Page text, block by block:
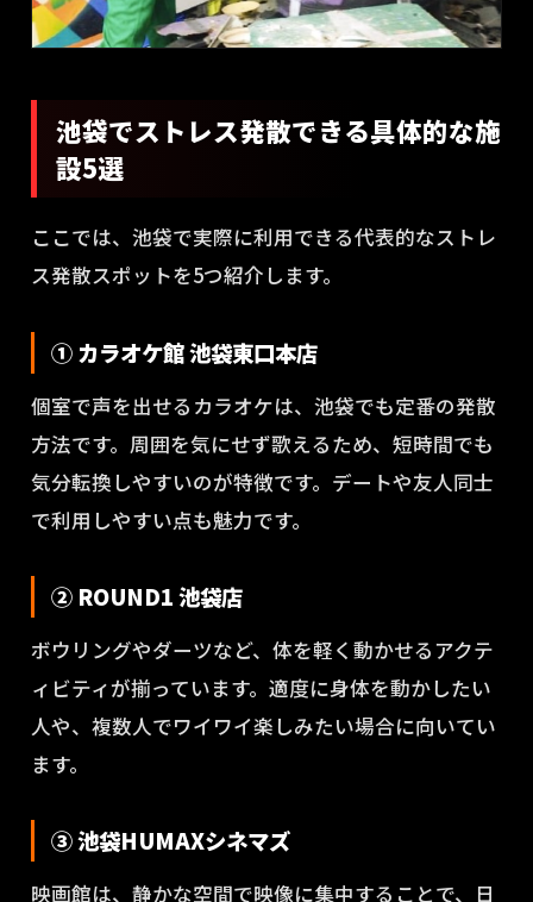
池袋でストレス発散できる具体的な施
設5選
ここでは、池袋で実際に利用できる代表的なストレ
ス発散スポットを5つ紹介します。
① カラオケ館 池袋東口本店
個室で声を出せるカラオケは、池袋でも定番の発散
方法です。周囲を気にせず歌えるため、短時間でも
気分転換しやすいのが特徴です。デートや友人同士
で利用しやすい点も魅力です。
② ROUND1 池袋店
ボウリングやダーツなど、体を軽く動かせるアクテ
ィビティが揃っています。適度に身体を動かしたい
人や、複数人でワイワイ楽しみたい場合に向いてい
ます。
③ 池袋HUMAXシネマズ
映画館は、静かな空間で映像に集中することで、日